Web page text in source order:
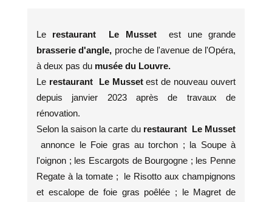
Le restaurant Le Mussetest une grande
brasserie d'angle, proche de l'avenue de l'Opéra,
à deux pas du musée du Louvre.
Le restaurant Le Mussetest de nouveau ouvert
depuis janvier 2023 après de travaux de
rénovation.
Selon la saison la carte du restaurant Le Musset
annonce le Foie gras au torchon ; la Soupe à
l'oignon ; les Escargots de Bourgogne ; les Penne
Regate à la tomate ; le Risotto aux champignons
et escalope de foie gras poêlée ; le Magret de